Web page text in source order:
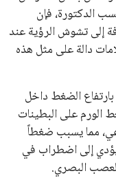
الدكتورة، فإن
إلى تشوش الرؤية عند
دالة على مثل هذه
الضغط داخل
على البطينات
مما يسبب ضغطاً
إلى اضطراب في
البصري.